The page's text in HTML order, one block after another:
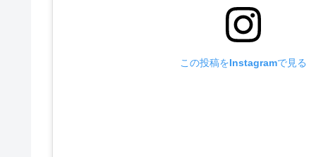
この投稿をInstagramで見る